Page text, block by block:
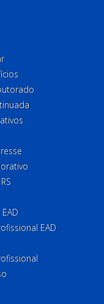
EAD